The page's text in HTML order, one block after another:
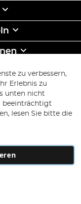
zu verbessern,
Erlebnis zu
unten nicht
beeinträchtigt
lesen Sie bitte die